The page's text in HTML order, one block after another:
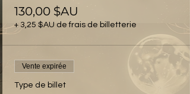
130,00 $AU
+ 3,25 $AU de frais de billetterie
Vente expirée
Type de billet